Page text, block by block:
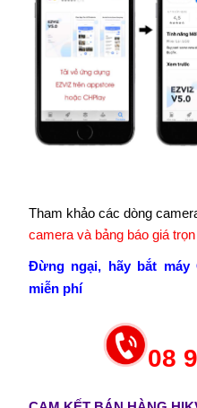
Tham khảo các dòng
camera và bảng báo giá
Đừng ngại, hãy bắt
miễn phí
08